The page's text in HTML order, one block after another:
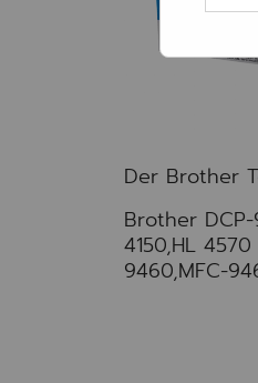
Der Brother
Brother DCP-
4150,HL
9460,MFC-